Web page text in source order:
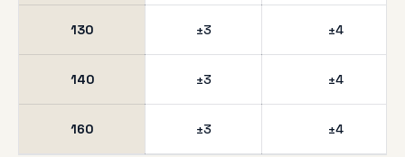
130 ±3 ±4
140 ±3 ±4
160 ±3 ±4